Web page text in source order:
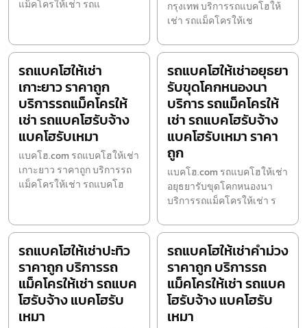
แม็คโครให้เช่า รถแ
กรุงเทพ บริการรถแบคโฮให้
เช่า รถแม็คโครให้เช
รถแบคโฮให้เช่า
เกาะยาว ราคาถูก
บริการรถแม็คโครให้
เช่า รถแบคโฮรับจ้าง
แบคโฮรับเหมา
แบคโฮ.com รถแบคโฮให้เช่า
เกาะยาว ราคาถูก บริการรถ
แม็คโครให้เช่า รถแบคโฮ
รถแบคโฮให้เช่าอยุธยา
รับขุดโคกหนองนา
บริการ รถแม็คโครให้
เช่า รถแบคโฮรับจ้าง
แบคโฮรับเหมา ราคา
ถูก
แบคโฮ.com รถแบคโฮให้เช่า
อยุธยารับขุดโคกหนองนา
บริการรถแม็คโครให้เช่า ร
รถแบคโฮให้เช่าปะทิว
ราคาถูก บริการรถ
แม็คโครให้เช่า รถแบค
โฮรับจ้าง แบคโฮรับ
เหมา
รถแบคโฮให้เช่าคำม่วง
ราคาถูก บริการรถ
แม็คโครให้เช่า รถแบค
โฮรับจ้าง แบคโฮรับ
เหมา